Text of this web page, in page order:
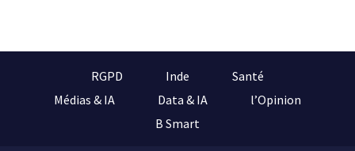
RGPD Inde
Santé
Médias & IA
Data & IA
l’Opinion
B Smart